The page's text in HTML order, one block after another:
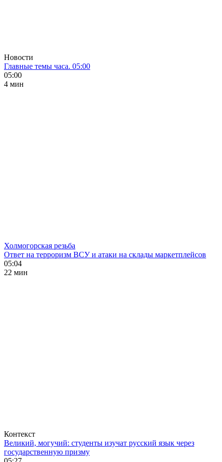
Новости
Главные темы часа. 05:00
05:00
4 мин
Холмогорская резьба
Ответ на терроризм ВСУ и атаки на склады маркетплейсов
05:04
22 мин
Контекст
Великий, могучий: студенты изучат русский язык через
государственную призму